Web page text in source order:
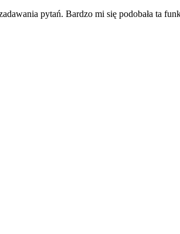
pytań. Bardzo mi się podobała ta